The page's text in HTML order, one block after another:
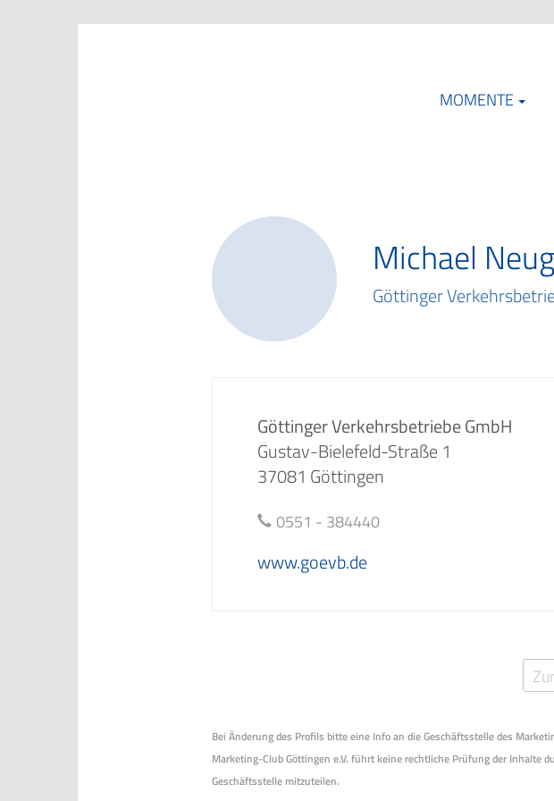
MOMENTE
Michael
Göttinger
Göttinger Verkehrsbetriebe GmbH
Gustav-Bielefeld-Straße 1
37081 Göttingen
0551 - 384440
www.goevb.de
Bei Änderung des Profils bitte eine Info an die Geschäftsstelle des
Marketing-Club Göttingen e.V. führt keine rechtliche Prüfung der Inhalte
Geschäftsstelle mitzuteilen.